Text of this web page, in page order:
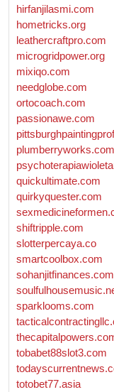
hirfanjilasmi.com
hometricks.org
leathercraftpro.com
microgridpower.org
mixiqo.com
needglobe.com
ortocoach.com
passionawe.com
plumberryworks.com
quickultimate.com
quirkyquester.com
shiftripple.com
slotterpercaya.co
smartcoolbox.com
sohanjitfinances.com
sparklooms.com
tobabet88slot3.com
totobet77.asia